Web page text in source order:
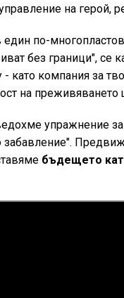
на герой,
по-многопластов
без граници",
като компания за
на
упражнение
забавление".
бъдещето